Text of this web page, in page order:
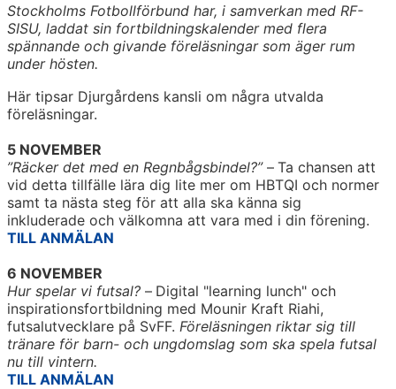
Stockholms Fotbollförbund har, i samverkan med RF-
SISU, laddat sin fortbildningskalender med flera
spännande och givande föreläsningar som äger rum
under hösten.
Här tipsar Djurgårdens kansli om några utvalda
föreläsningar.
5 NOVEMBER
”Räcker det med en Regnbågsbindel?”– Ta chansen att
vid detta tillfälle lära dig lite mer om HBTQI och normer
samt ta nästa steg för att alla ska känna sig
inkluderade och välkomna att vara med i din förening.
TILL ANMÄLAN
6 NOVEMBER
Hur spelar vi futsal? – Digital "learning lunch" och
inspirationsfortbildning med Mounir Kraft Riahi,
futsalutvecklare på SvFF. Föreläsningen riktar sig till
tränare för barn- och ungdomslag som ska spela futsal
nu till vintern.
TILL ANMÄLAN